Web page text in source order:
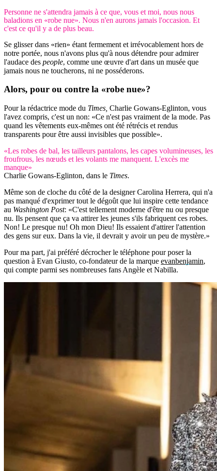
Personne ne s'attendra jamais à ce que, vous et moi, nous nous
baladions en «robe nue». Nous n'en aurons jamais l'occasion. Et
c'est ce qu'il y a de plus beau.
Se glisser dans «rien» étant fermement et irrévocablement hors de
notre portée, nous n'avons plus qu'à nous détendre pour admirer
l'audace des people, comme une œuvre d'art dans un musée que
jamais nous ne toucherons, ni ne posséderons.
Alors, pour ou contre la «robe nue»?
Pour la rédactrice mode du Times, Charlie Gowans-Eglinton, vous
l'avez compris, c'est un non: «Ce n'est pas vraiment de la mode. Pas
quand les vêtements eux-mêmes ont été rétrécis et rendus
transparents pour être aussi invisibles que possible».
«Les robes de bal, les tailleurs pantalons, les capes volumineuses, les
froufrous, les nœuds et les volants me manquent. L'excès me
manque»
Charlie Gowans-Eglinton, dans le Times.
Même son de cloche du côté de la designer Carolina Herrera, qui n'a
pas manqué d'exprimer tout le dégoût que lui inspire cette tendance
au Washington Post: «C'est tellement moderne d'être nu ou presque
nu. Ils pensent que ça va attirer les jeunes s'ils fabriquent ces robes.
Non! Le presque nu! Oh mon Dieu! Ils essaient d'attirer l'attention
des gens sur eux. Dans la vie, il devrait y avoir un peu de mystère.»
Pour ma part, j'ai préféré décrocher le téléphone pour poser la
question à Evan Giusto, co-fondateur de la marque evanbenjamin,
qui compte parmi ses nombreuses fans Angèle et Nabilla.